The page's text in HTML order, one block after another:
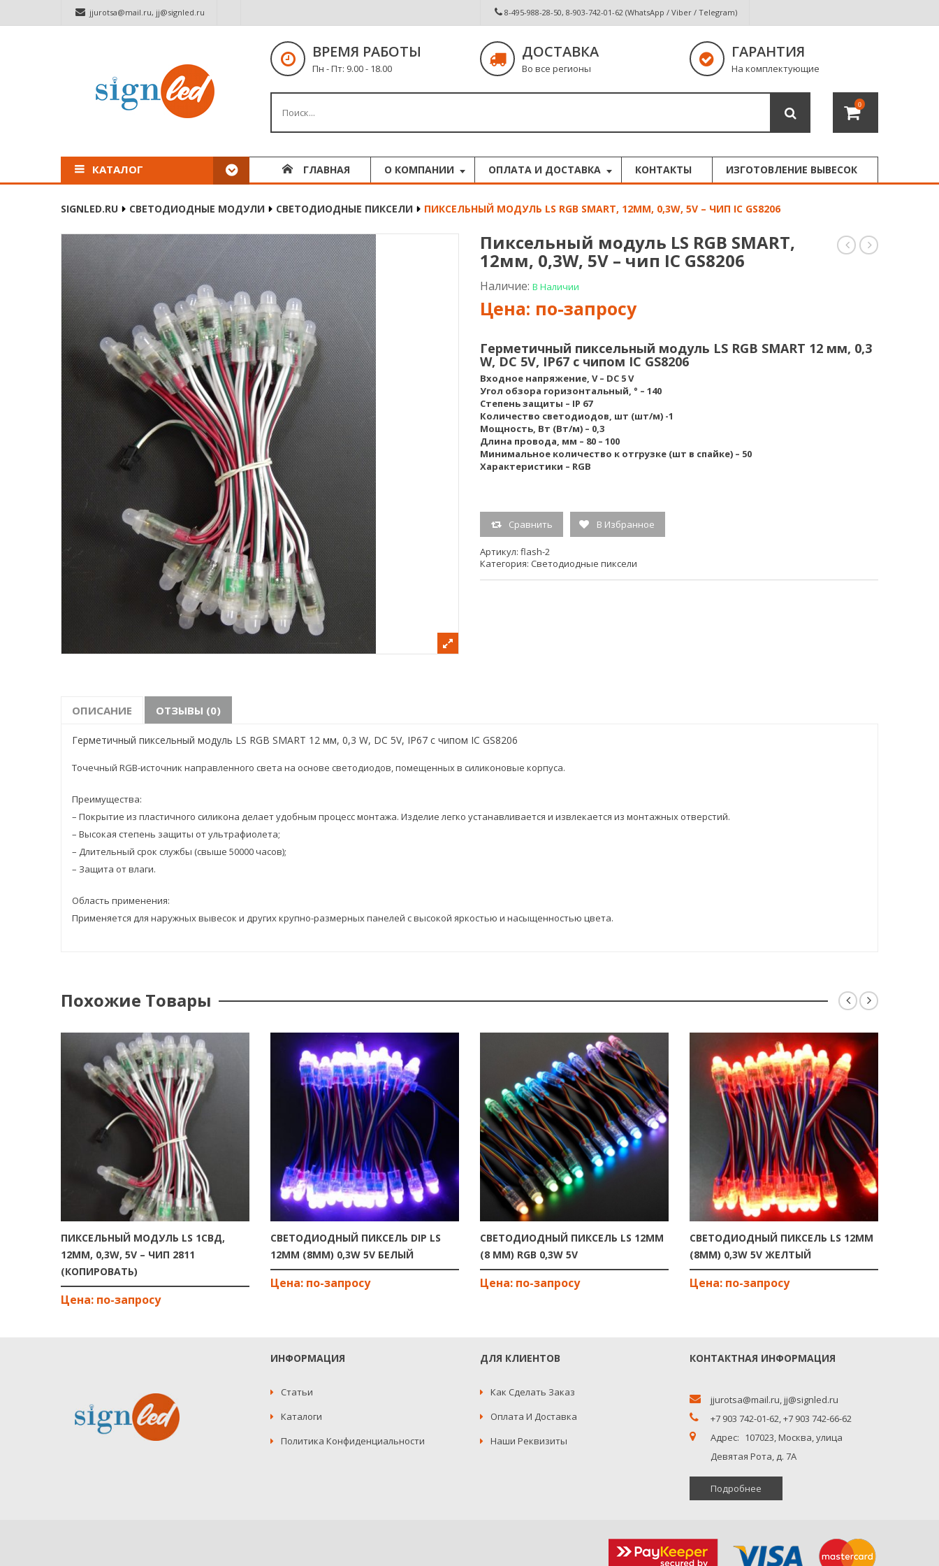
jjurotsa@mail.ru, jj@signled.ru 8-495-988-28-50, 8-903-742-01-62 (WhatsApp / Viber / Telegram)
ВРЕМЯ РАБОТЫ
Пн - Пт: 9.00 - 18.00
ДОСТАВКА
Во все регионы
ГАРАНТИЯ
На комплектующие
0
КАТАЛОГ ГЛАВНАЯ О КОМПАНИИ ОПЛАТА И ДОСТАВКА КОНТАКТЫ ИЗГОТОВЛЕНИЕ ВЫВЕСОК
SIGNLED.RU СВЕТОДИОДНЫЕ МОДУЛИ СВЕТОДИОДНЫЕ ПИКСЕЛИ ПИКСЕЛЬНЫЙ МОДУЛЬ LS RGB SMART, 12ММ, 0,3W, 5V – ЧИП IC GS8206
модуль
чип
модуль
–
чип
Пиксельный модуль LS RGB SMART,
12мм, 0,3W, 5V – чип IC GS8206
Наличие: В Наличии
Герметичный пиксельный модуль LS RGB SMART 12 мм, 0,3
W, DC 5V, IP67 с чипом IC GS8206
Входное напряжение, V – DC 5 V
Угол обзора горизонтальный, ° – 140
Степень защиты – IP 67
Количество светодиодов, шт (шт/м) -1
Мощность, Вт (Вт/м) – 0,3
Длина провода, мм – 80 – 100
Минимальное количество к отгрузке (шт в спайке) – 50
Характеристики – RGB
Сравнить В Избранное
Артикул: flash-2
Категория: Светодиодные пиксели
ОПИСАНИЕ ОТЗЫВЫ (0)
Герметичный пиксельный модуль LS RGB SMART 12 мм, 0,3 W, DC 5V, IP67 с чипом IC GS8206
Точечный RGB-источник направленного света на основе светодиодов, помещенных в силиконовые корпуса.
Преимущества:
– Покрытие из пластичного силикона делает удобным процесс монтажа. Изделие легко устанавливается и извлекается из монтажных отверстий.
– Высокая степень защиты от ультрафиолета;
– Длительный срок службы (свыше 50000 часов);
– Защита от влаги.
Область применения:
Применяется для наружных вывесок и других крупно-размерных панелей с высокой яркостью и насыщенностью цвета.
Похожие Товары
ПИКСЕЛЬНЫЙ МОДУЛЬ LS 1СВД,
12ММ, 0,3W, 5V – ЧИП 2811
(КОПИРОВАТЬ)
СВЕТОДИОДНЫЙ ПИКСЕЛЬ DIP LS
12ММ (8ММ) 0,3W 5V БЕЛЫЙ
СВЕТОДИОДНЫЙ ПИКСЕЛЬ LS 12ММ
(8 ММ) RGB 0,3W 5V
СВЕТОДИОДНЫЙ ПИКСЕЛЬ LS 12ММ
(8ММ) 0,3W 5V ЖЕЛТЫЙ
ИНФОРМАЦИЯ
Статьи
Каталоги
Политика Конфиденциальности
ДЛЯ КЛИЕНТОВ
Как Сделать Заказ
Оплата И Доставка
Наши Реквизиты
КОНТАКТНАЯ ИНФОРМАЦИЯ
jjurotsa@mail.ru,jj@signled.ru
+7 903 742-01-62,+7 903 742-66-62
Адрес: 107023, Москва, улица
Девятая Рота, д. 7А
Подробнее